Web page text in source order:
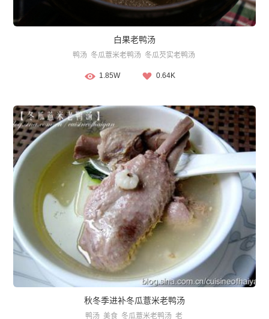
白果老鸭汤
鸭汤 冬瓜薏米老鸭汤 冬瓜芡实老鸭汤
1.85W 0.64K
秋冬季进补冬瓜薏米老鸭汤
鸭汤 美食 冬瓜薏米老鸭汤 老